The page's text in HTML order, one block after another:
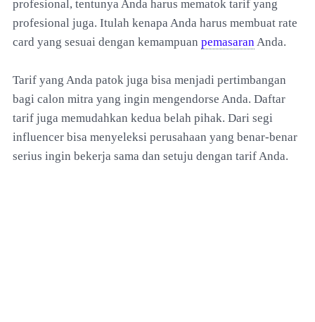
profesional, tentunya Anda harus mematok tarif yang
profesional juga. Itulah kenapa Anda harus membuat rate
card yang sesuai dengan kemampuan pemasaranAnda.
Tarif yang Anda patok juga bisa menjadi pertimbangan
bagi calon mitra yang ingin mengendorse Anda. Daftar
tarif juga memudahkan kedua belah pihak. Dari segi
influencer bisa menyeleksi perusahaan yang benar-benar
serius ingin bekerja sama dan setuju dengan tarif Anda.